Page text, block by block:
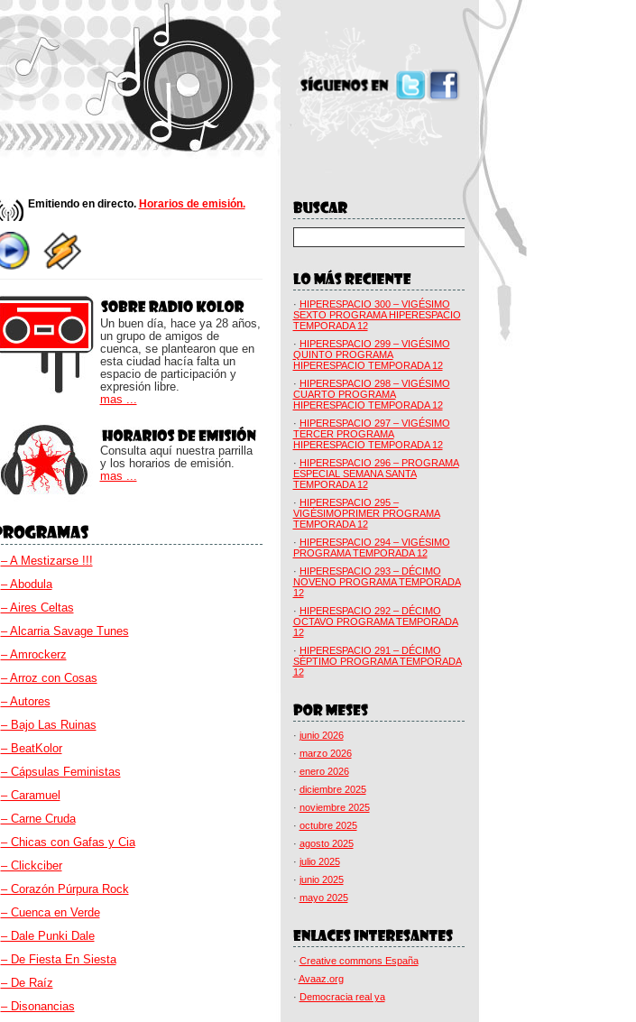
Emitiendo en directo. Horarios de emisión.
Un buen día, hace ya 28 años,
un grupo de amigos de
cuenca, se plantearon que en
esta ciudad hacía falta un
espacio de participación y
expresión libre.
mas ...
Consulta aquí nuestra parrilla
y los horarios de emisión.
mas ...
– A Mestizarse !!!
– Abodula
– Aires Celtas
– Alcarria Savage Tunes
– Amrockerz
– Arroz con Cosas
– Autores
– Bajo Las Ruinas
– BeatKolor
– Cápsulas Feministas
– Caramuel
– Carne Cruda
– Chicas con Gafas y Cia
– Clickciber
– Corazón Púrpura Rock
– Cuenca en Verde
– Dale Punki Dale
– De Fiesta En Siesta
– De Raíz
– Disonancias
· HIPERESPACIO 300 – VIGÉSIMO
SEXTO PROGRAMA HIPERESPACIO
TEMPORADA 12
· HIPERESPACIO 299 – VIGÉSIMO
QUINTO PROGRAMA
HIPERESPACIO TEMPORADA 12
· HIPERESPACIO 298 – VIGÉSIMO
CUARTO PROGRAMA
HIPERESPACIO TEMPORADA 12
· HIPERESPACIO 297 – VIGÉSIMO
TERCER PROGRAMA
HIPERESPACIO TEMPORADA 12
· HIPERESPACIO 296 – PROGRAMA
ESPECIAL SEMANA SANTA
TEMPORADA 12
· HIPERESPACIO 295 –
VIGÉSIMOPRIMER PROGRAMA
TEMPORADA 12
· HIPERESPACIO 294 – VIGÉSIMO
PROGRAMA TEMPORADA 12
· HIPERESPACIO 293 – DÉCIMO
NOVENO PROGRAMA TEMPORADA
12
· HIPERESPACIO 292 – DÉCIMO
OCTAVO PROGRAMA TEMPORADA
12
· HIPERESPACIO 291 – DÉCIMO
SÉPTIMO PROGRAMA TEMPORADA
12
· junio 2026
· marzo 2026
· enero 2026
· diciembre 2025
· noviembre 2025
· octubre 2025
· agosto 2025
· julio 2025
· junio 2025
· mayo 2025
· Creative commons España
· Avaaz.org
· Democracia real ya